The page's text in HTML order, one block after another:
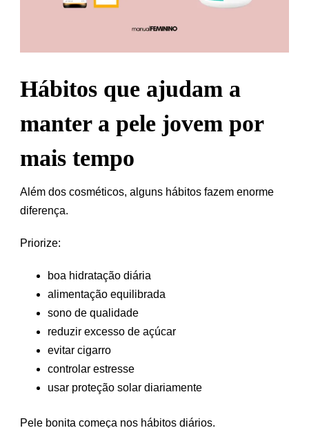
Hábitos que ajudam a
manter a pele jovem por
mais tempo
Além dos cosméticos, alguns hábitos fazem enorme
diferença.
Priorize:
boa hidratação diária
alimentação equilibrada
sono de qualidade
reduzir excesso de açúcar
evitar cigarro
controlar estresse
usar proteção solar diariamente
Pele bonita começa nos hábitos diários.